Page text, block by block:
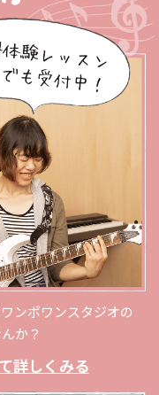
ンポワンスタジオの
か？
詳しくみる